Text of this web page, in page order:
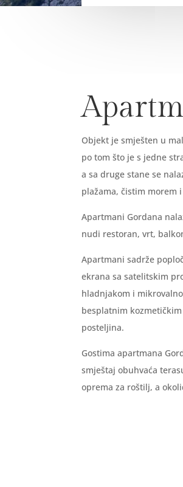
Objekt je smješten u
po tom što je s jedne
a sa druge stane se
plažama, čistim morem
Apartmani Gordana
nudi restoran, vrt,
Apartmani sadrže
ekrana sa satelitskim
hladnjakom i
besplatnim
posteljina.
Gostima apartmana
smještaj obuhvaća
oprema za roštilj, a